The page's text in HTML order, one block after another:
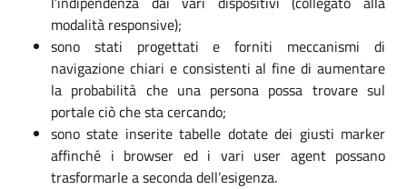
modalità responsive);
sono stati progettati e forniti meccanismi di
navigazione chiari e consistenti al fine di aumentare
la probabilità che una persona possa trovare sul
portale ciò che sta cercando;
sono state inserite tabelle dotate dei giusti marker
affinché i browser ed i vari user agent possano
trasformarle a seconda dell’esigenza.